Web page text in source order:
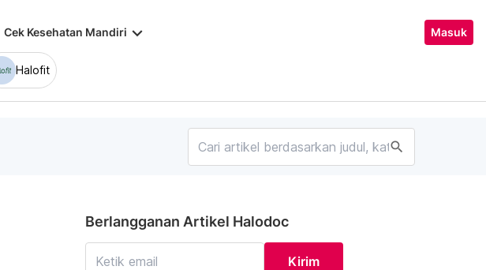
Cek Kesehatan Mandiri keyboard_arrow_down Masuk
Halofit
search
Berlangganan Artikel Halodoc
Kirim